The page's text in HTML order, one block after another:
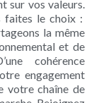
sur vos valeurs.
faites le choix :
la même
et de
cohérence
engagement
votre chaîne de